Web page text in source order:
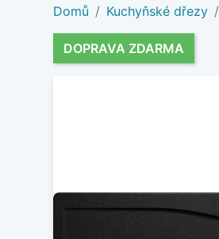
Domů Kuchyňské dřezy
DOPRAVA ZDARMA